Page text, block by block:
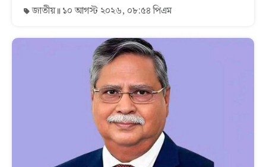
জাতীয় ১০ আগস্ট ২০২৬, ০৮:৫৪ পিএম